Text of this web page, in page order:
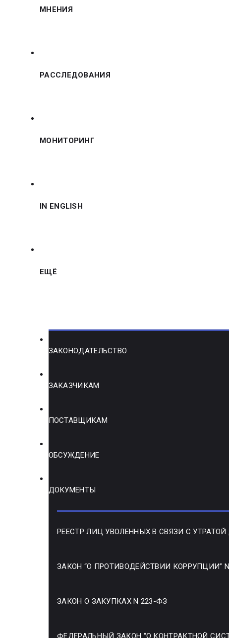
МНЕНИЯ
РАССЛЕДОВАНИЯ
МОНИТОРИНГ
IN ENGLISH
ЕЩЁ
ЗАКОНОДАТЕЛЬСТВО
ЗАКАЗЧИКАМ
ПОСТАВЩИКАМ
ОБСУЖДЕНИЕ
ДОКУМЕНТЫ
РЕЕСТР ЛИЦ УВОЛЕННЫХ В СВЯЗИ С УТРАТОЙ
ЗАКОН “О ПРОТИВОДЕЙСТВИИ КОРРУПЦИИ”
ЗАКОН О ЗАКУПКАХ N 223-ФЗ
ФЕДЕРАЛЬНЫЙ ЗАКОН “О КОНТРАКТНОЙ